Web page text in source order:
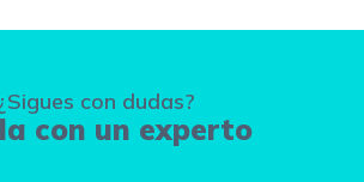
con dudas?
con un experto